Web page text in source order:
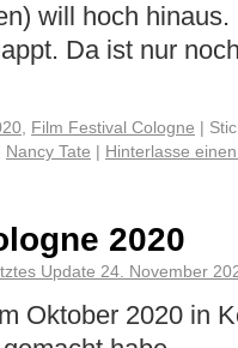
will hoch
Da ist nur
Film Festival Cologne |
Nancy Tate | Hinterlasse
2020
Update 24. November
Oktober 2020 in